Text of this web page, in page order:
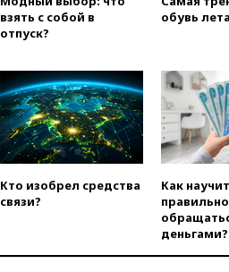
взять с собой в
отпуск?
обувь
Кто изобрел средства
связи?
Как
правильно
деньгами?